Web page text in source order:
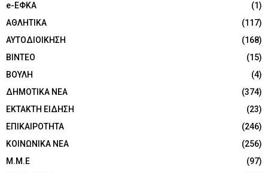
e-ΕΦΚΑ
(1)
ΑΘΛΗΤΙΚΑ
(117)
ΑΥΤΟΔΙΟΙΚΗΣΗ
(168)
ΒΙΝΤΕΟ
(15)
ΒΟΥΛΗ
(4)
ΔΗΜΟΤΙΚΑ ΝΕΑ
(374)
ΕΚΤΑΚΤΗ ΕΙΔΗΣΗ
(23)
ΕΠΙΚΑΙΡΟΤΗΤΑ
(246)
ΚΟΙΝΩΝΙΚΑ ΝΕΑ
(256)
Μ.Μ.Ε
(97)